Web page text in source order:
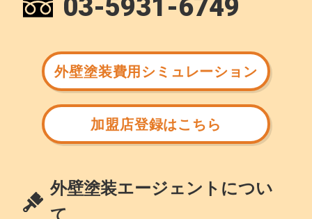
03-5931-6749
外壁塗装費用シミュレーション
加盟店登録はこちら
外壁塗装エージェントについ
て